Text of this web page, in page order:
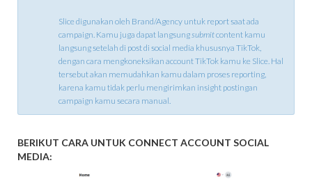
Slice digunakan oleh Brand/Agency untuk report saat ada
campaign. Kamu juga dapat langsungsubmitcontent kamu
langsung setelah di post di social media khususnya TikTok,
dengan cara mengkoneksikan account TikTok kamu ke Slice. Hal
tersebut akan memudahkan kamu dalam proses reporting,
karena kamu tidak perlu mengirimkan insight postingan
campaign kamu secara manual.
BERIKUT CARA UNTUK CONNECT ACCOUNT SOCIAL
MEDIA: